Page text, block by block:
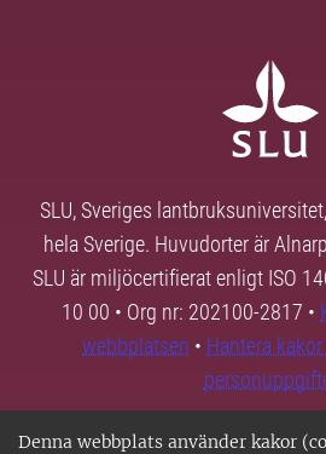
Denna webbplats använder kakor
SLU, Sveriges
hela Sverige. Huvudorter är
SLU är miljöcertifierat enligt ISO
10 00 • Org nr: 202100-2817 •
webbplatsen • Hantera kakor